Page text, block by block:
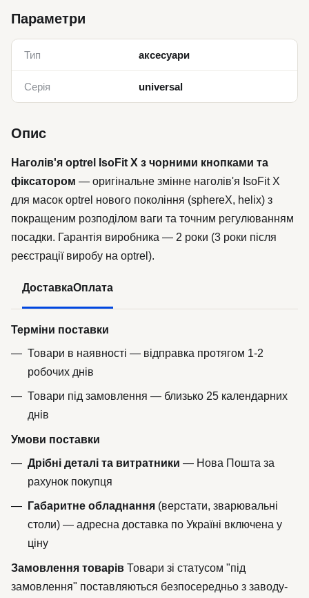
Параметри
Тип аксесуари
Серія universal
Опис
Наголів'я optrel IsoFit X з чорними кнопками та
фіксатором — оригінальне змінне наголів'я IsoFit X
для масок optrel нового покоління (sphereX, helix) з
покращеним розподілом ваги та точним регулюванням
посадки. Гарантія виробника — 2 роки (3 роки після
реєстрації виробу на optrel).
ДоставкаОплата
Терміни поставки
Товари в наявності — відправка протягом 1-2
робочих днів
Товари під замовлення — близько 25 календарних
днів
Умови поставки
Дрібні деталі та витратники — Нова Пошта за
рахунок покупця
Габаритне обладнання (верстати, зварювальні
столи) — адресна доставка по Україні включена у
ціну
Замовлення товарів Товари зі статусом "під
замовлення" поставляються безпосередньо з заводу-